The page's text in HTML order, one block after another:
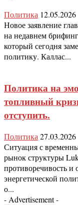
Политика 12.05.2026
Новое заявление
на недавнем
который сегодня
политику. Каллас...
Политика на
топливный
отступить.
Политика 27.03.2026
Ситуация с
рынок структуры
противоречивость и
энергетической
о...
- Advertisement -